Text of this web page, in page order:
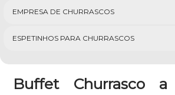
EMPRESA DE CHURRASCOS
ESPETINHOS PARA CHURRASCOS
Buffet Churrasco